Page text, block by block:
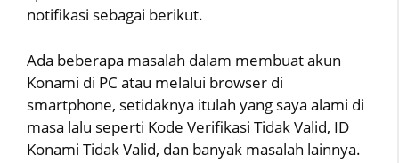
notifikasi sebagai berikut.
Ada beberapa masalah dalam membuat akun
Konami di PC atau melalui browser di
smartphone, setidaknya itulah yang saya alami di
masa lalu seperti Kode Verifikasi Tidak Valid, ID
Konami Tidak Valid, dan banyak masalah lainnya.